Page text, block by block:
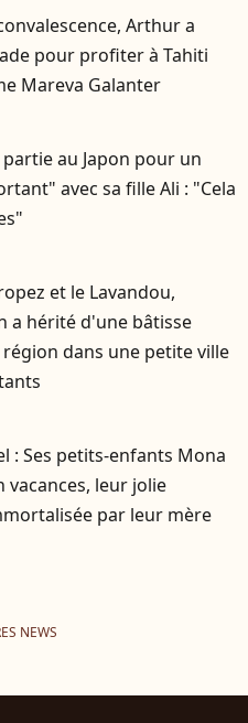
Arthur a
pour profiter à Tahiti
Mareva Galanter
au Japon pour un
avec sa fille Ali : "Cela
et le Lavandou,
a hérité d'une bâtisse
dans une petite ville
: Ses petits-enfants Mona
vacances, leur jolie
par leur mère
NEWS